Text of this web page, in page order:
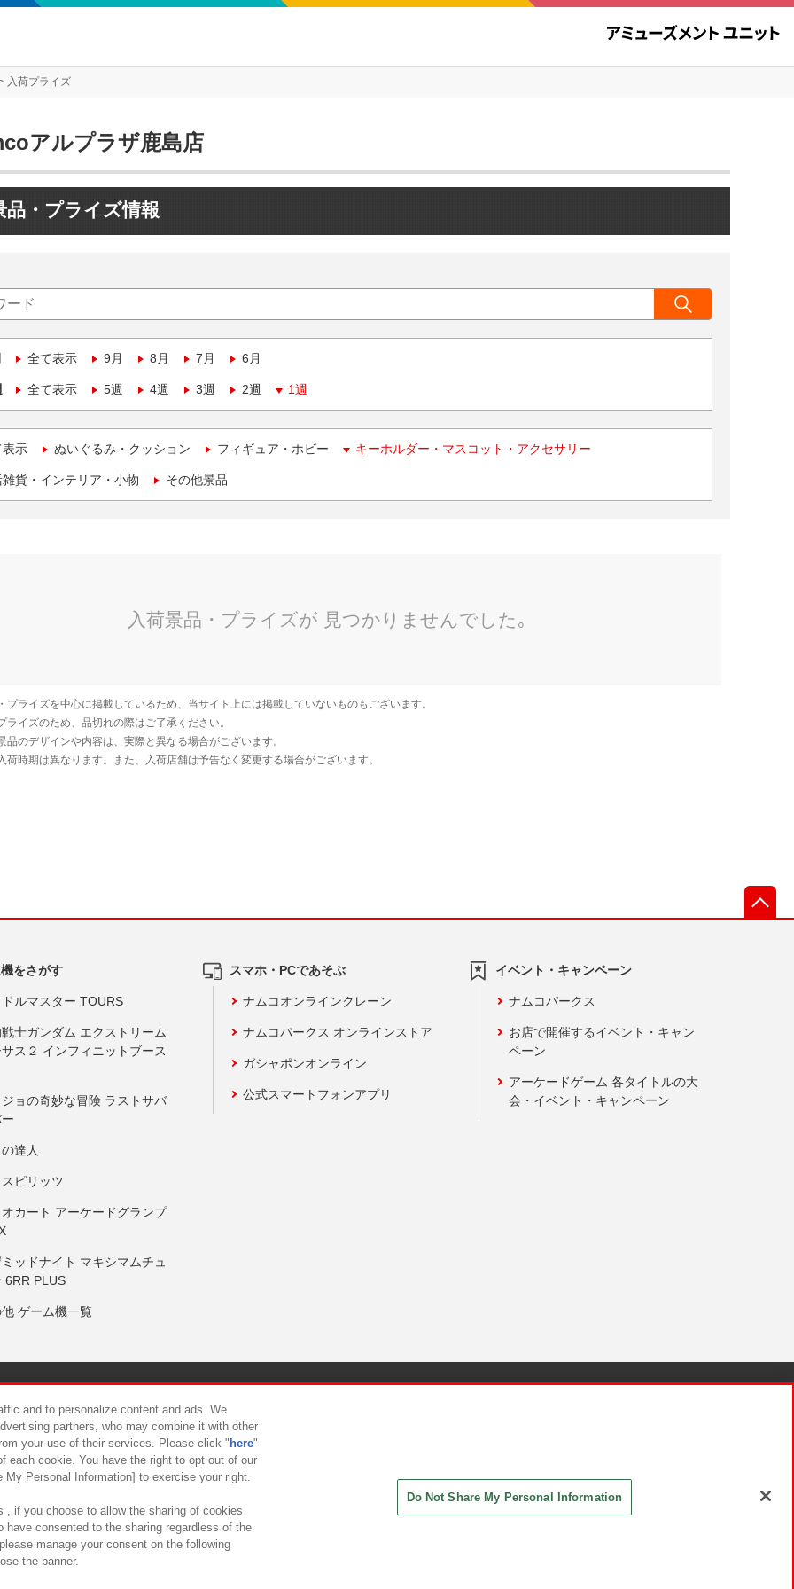
入荷プライズ
アルプラザ鹿島店
品・プライズ情報
全て表示 9月 8月 7月 6月
全て表示 5週 4週 3週 2週 1週
表示 ぬいぐるみ・クッション フィギュア・ホビー キーホルダー・マスコット・アクセサリー
貨・インテリア・小物 その他景品
をさがす
ルマスター TOURS
士ガンダム エクストリーム
ス２ インフィニットブース
ョの奇妙な冒険 ラストサバ
達人
ピリッツ
カート アーケードグランプ
ッドナイト マキシマムチュ
6RR PLUS
ゲーム機一覧
スマホ・PCであそぶ
ナムコオンラインクレーン
ナムコパークス オンラインストア
ガシャポンオンライン
公式スマートフォンアプリ
イベント・キャンペーン
ナムコパークス
お店で開催するイベント・キャン
ペーン
アーケードゲーム 各タイトルの大
会・イベント・キャンペーン
について カスタマーハラスメント対応方針
and to personalize content and ads. We
partners, who may combine it with other
your use of their services. Please click " here"
each cookie. You have the right to opt out of our
Personal Information] to exercise your right.
, if you choose to allow the sharing of cookies
have consented to the sharing regardless of the
manage your consent on the following
the banner.
Do Not Share My Personal Information